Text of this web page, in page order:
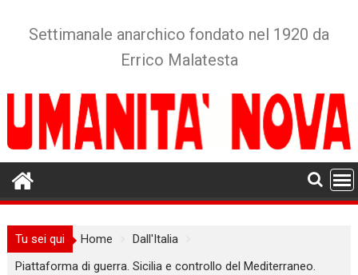
Settimanale anarchico fondato nel 1920 da
Errico Malatesta
Tu sei qui Home
Dall'Italia
Piattaforma di guerra. Sicilia e controllo del Mediterraneo.